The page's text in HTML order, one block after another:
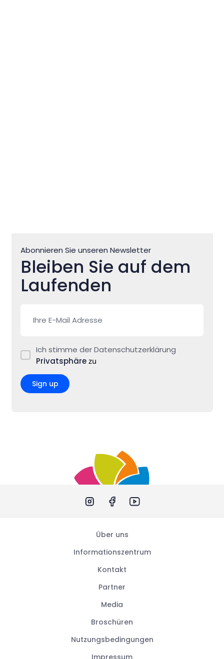
Abonnieren Sie unseren Newsletter
Bleiben Sie auf dem
Laufenden
Ich stimme der Datenschutzerklärung
Privatsphäre zu
Sign up
Über uns
Informationszentrum
Kontakt
Partner
Media
Broschüren
Nutzungsbedingungen
Impressum